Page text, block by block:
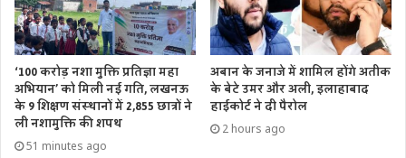
कांसा एवं स्टेनलेस स्टील से एक माह में बनी वीणा।
पद्म पुरस्कार विजेता राम सुतार ने बनाई है वीणा की डिजाइन।
लता जी के जीवन और व्यक्तित्व को चौक में दर्शाया गया है।
स्मृति चौक पर गूंजेंगे लता मंगेशकर के भजन।
Tags अयोध्या उत्तर प्रदेश के मुख्यमंत्री योगी आदित्यनाथ
पर्यटन मंत्री जी किशन रेड्डी
‘100 करोड़ नशा मुक्ति प्रतिज्ञा महा
अभियान’ को मिली नई गति, लखनऊ
के 9 शिक्षण संस्थानों में 2,855 छात्रों ने
ली नशामुक्ति की शपथ
51 minutes ago
अबान के जनाजे में शामिल होंगे अतीक
के बेटे उमर और अली, इलाहाबाद
हाईकोर्ट ने दी पैरोल
2 hours ago